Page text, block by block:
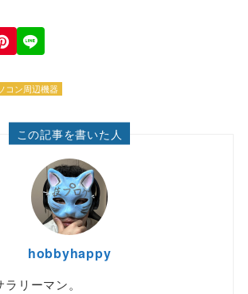
コン周辺機器
この記事を書いた人
hobbyhappy
リーマン。